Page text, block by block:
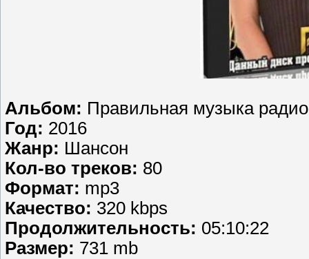
Альбом: Правильная музыка
Год: 2016
Жанр: Шансон
Кол-во треков: 80
Формат: mp3
Качество: 320 kbps
Продолжительность: 05:10:22
Размер: 731 mb